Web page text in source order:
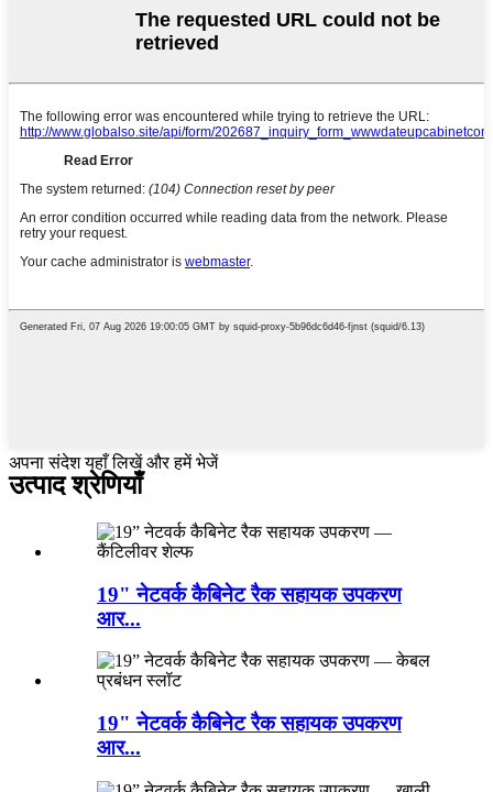
अपना संदेश यहाँ लिखें और हमें भेजें
उत्पाद श्रेणियाँ
19" नेटवर्क कैबिनेट रैक सहायक उपकरण
आर...
19" नेटवर्क कैबिनेट रैक सहायक उपकरण
आर...